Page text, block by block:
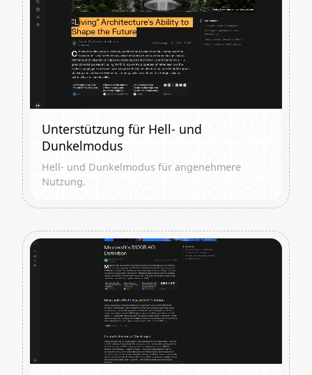
Unterstützung für Hell- und
Dunkelmodus
Hell- und Dunkelmodus für angenehmere
Nutzung.